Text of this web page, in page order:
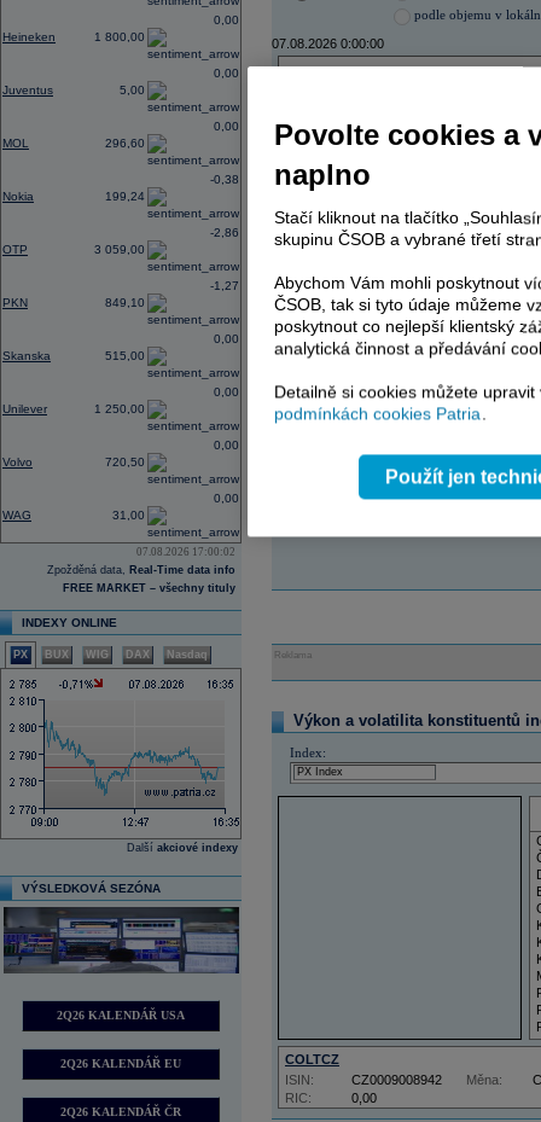
Heineken 1 800,00
0,00
Juventus 5,00
0,00
MOL 296,60
0,00
Nokia 199,24
-0,38
OTP 3 059,00
-2,86
PKN 849,10
-1,27
Skanska 515,00
0,00
Unilever 1 250,00
0,00
Volvo 720,50
0,00
WAG 31,00
0,00
07.08.2026 17:00:02
Zpožděná data, Real-Time data info
FREE MARKET – všechny tituly
INDEXY ONLINE
PX BUX WIG DAX Nasdaq
Další akciové indexy
VÝSLEDKOVÁ SEZÓNA
2Q26 KALENDÁŘ USA
2Q26 KALENDÁŘ EU
2Q26 KALENDÁŘ ČR
podle objemu v
07.08.2026 0:00:00
ČEZ
TMR
TOMA
PHILIP MORRIS ČR
PHILIP MORRIS ČR
AD index - vývoj
Region Odeslat
Reklama
Výkon a volatilita konstituentů
Index:
COLTCZ
RIC: 0,00
ISIN: CZ0009008942 Měna:
Povolte cookies a
naplno
Stačí kliknout na tlačítko
skupinu ČSOB a vybrané třetí
Abychom Vám mohli poskytnout
ČSOB, tak si tyto údaje můžeme
poskytnout co nejlepší klientský
analytická činnost a předávání
Detailně si cookies můžete
podmínkách cookies Patria.
Použít jen